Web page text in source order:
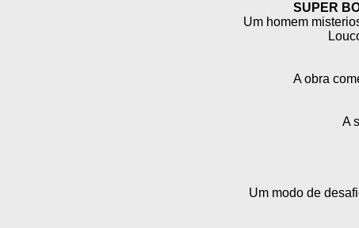
SUPER
Um homem
A obra
A
Um modo de